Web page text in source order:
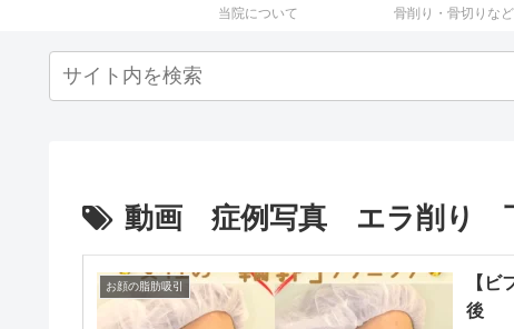
当院について
骨削り・骨切りなど
動画 症例写真 エラ削り
お顔の脂肪吸引
【
後